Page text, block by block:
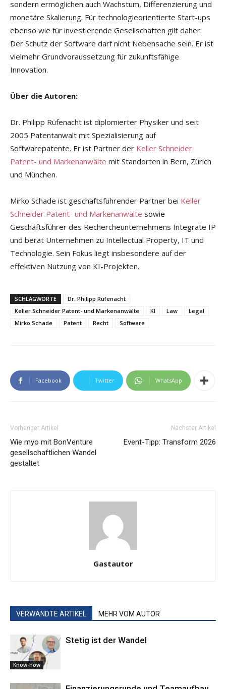
sondern ermöglichen auch Wachstum, Differenzierung und
monetäre Skalierung. Für technologieorientierte Start-ups
ebenso wie für investierende Gesellschaften gilt daher:
Der Schutz der Software darf nicht Nebensache sein. Er ist
vielmehr Grundvoraussetzung für zukunftsfähige
Innovation.
Über die Autoren:
Dr. Philipp Rüfenacht ist diplomierter Physiker und seit
2005 Patentanwalt mit Spezialisierung auf
Softwarepatente. Er ist Partner der Keller Schneider
Patent- und Markenanwälte mit Standorten in Bern, Zürich
und München.
Mirko Schade ist geschäftsführender Partner bei Keller
Schneider Patent- und Markenanwälte sowie
Geschäftsführer des Rechercheunternehmens Integrate IP
und berät Unternehmen zu Intellectual Property, IT und
Technologie. Sein Fokus liegt insbesondere auf der
effektiven Nutzung von KI-Projekten.
SCHLAGWORTE
Dr. Philipp Rüfenacht
Keller Schneider Patent- und Markenanwälte
KI Law
Legal
Mirko Schade
Patent Recht Software
Facebook Twitter WhatsApp
Vorheriger Artikel
Wie myo mit BonVenture
gesellschaftlichen Wandel
gestaltet
Nächster Artikel
Event-Tipp: Transform 2026
Gastautor
VERWANDTE ARTIKEL MEHR VOM AUTOR
Know-how
Stetig ist der Wandel